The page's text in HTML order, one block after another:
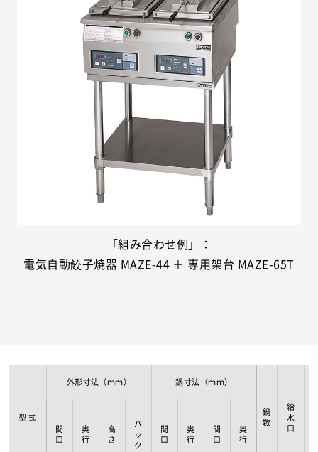
「組み合わせ例」：
電気自動餃子焼器 MAZE-44 ＋ 専用架台 MAZE-65T
型 式
外形寸法（ｍｍ） 鍋寸法（ｍｍ）
鍋
数
給
水
口
間
口
奥
行
高
さ
バ
ッ
ク
間
口
奥
行
間
口
奥
行